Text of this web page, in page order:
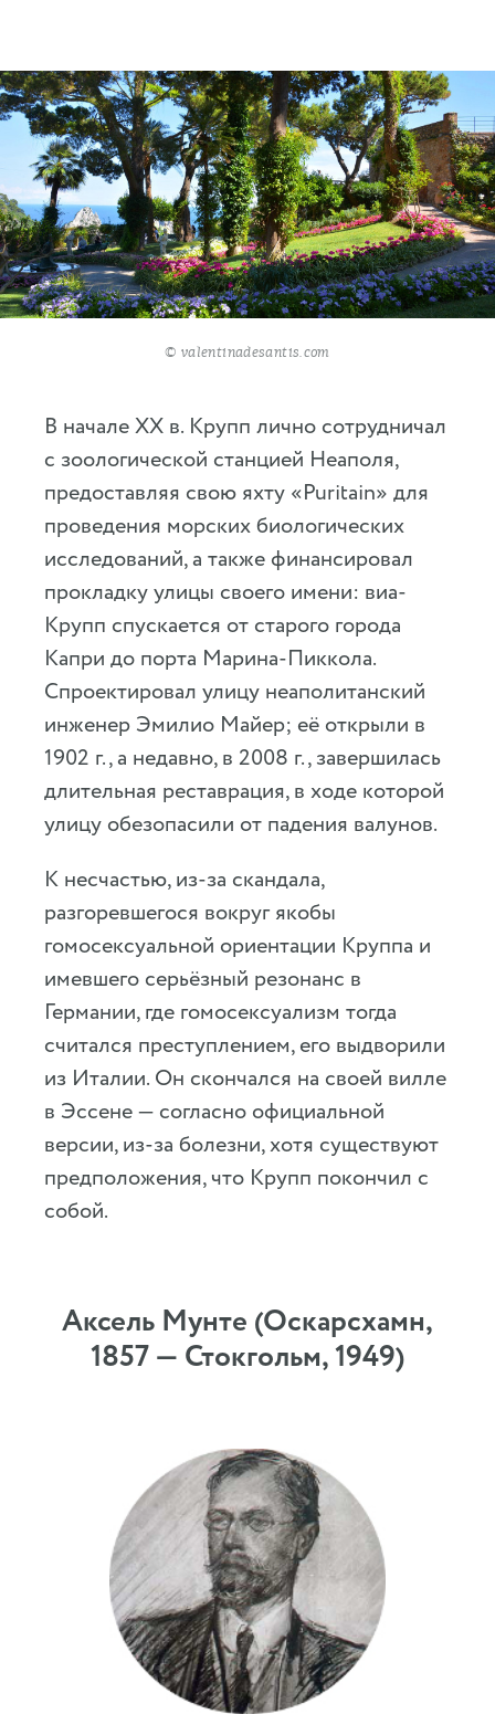
© valentinadesantis.com
В начале XX в. Крупп лично сотрудничал
с зоологической станцией Неаполя,
предоставляя свою яхту «Puritain» для
проведения морских биологических
исследований, а также финансировал
прокладку улицы своего имени: виа-
Крупп спускается от старого города
Капри до порта Марина-Пиккола.
Спроектировал улицу неаполитанский
инженер Эмилио Майер; её открыли в
1902 г., а недавно, в 2008 г., завершилась
длительная реставрация, в ходе которой
улицу обезопасили от падения валунов.
К несчастью, из-за скандала,
разгоревшегося вокруг якобы
гомосексуальной ориентации Круппа и
имевшего серьёзный резонанс в
Германии, где гомосексуализм тогда
считался преступлением, его выдворили
из Италии. Он скончался на своей вилле
в Эссене — согласно официальной
версии, из-за болезни, хотя существуют
предположения, что Крупп покончил с
собой.
Аксель Мунте (Оскарсхамн,
1857 — Стокгольм, 1949)